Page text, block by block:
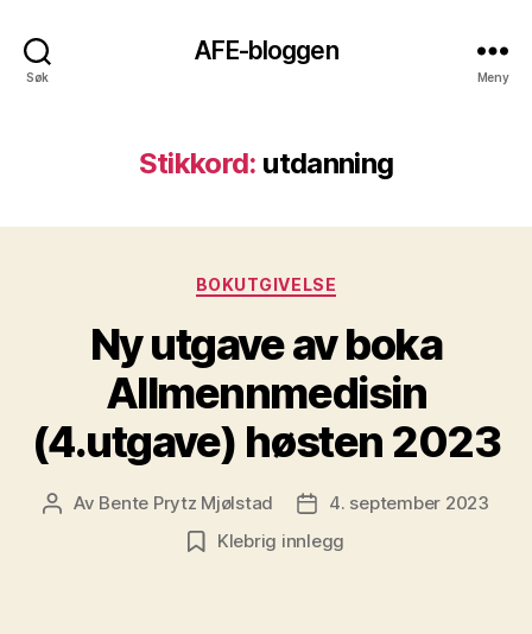
Søk
AFE-bloggen
Meny
Stikkord: utdanning
Kategorier
BOKUTGIVELSE
Ny utgave av boka
Allmennmedisin
(4.utgave) høsten 2023
Innleggsforfatter
Av Bente Prytz Mjølstad Publiseringsdato
4. september 2023
Klebrig innlegg